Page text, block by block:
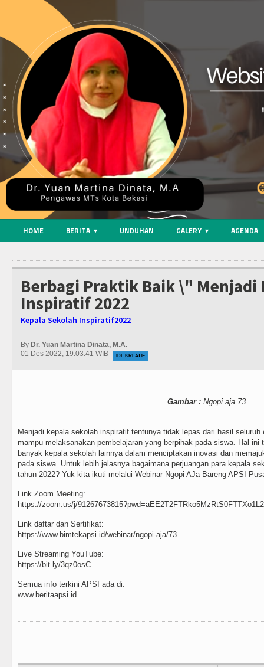
HOME BERITA UNDUHAN GALERY AGENDA
Berbagi Praktik Baik \" Menjadi
Inspiratif 2022
Kepala Sekolah Inspiratif2022
By Dr. Yuan Martina Dinata, M.A.
01 Des 2022, 19:03:41 WIB
IDE KREATIF
Gambar :Ngopi aja 73
Menjadi kepala sekolah inspiratif tentunya tidak lepas dari hasil
mampu melaksanakan pembelajaran yang berpihak pada siswa. Hal
banyak kepala sekolah lainnya dalam menciptakan inovasi dan
pada siswa. Untuk lebih jelasnya bagaimana perjuangan para kepala
tahun 2022? Yuk kita ikuti melalui Webinar Ngopi AJa Bareng APSI
Link Zoom Meeting:
https://zoom.us/j/
Link daftar dan Sertifikat:
https://www.bimtekapsi.id/webinar/ngopi-aja/73
Live Streaming YouTube:
https://bit.ly/3qz0osC
Semua info terkini APSI ada di:
www.beritaapsi.id